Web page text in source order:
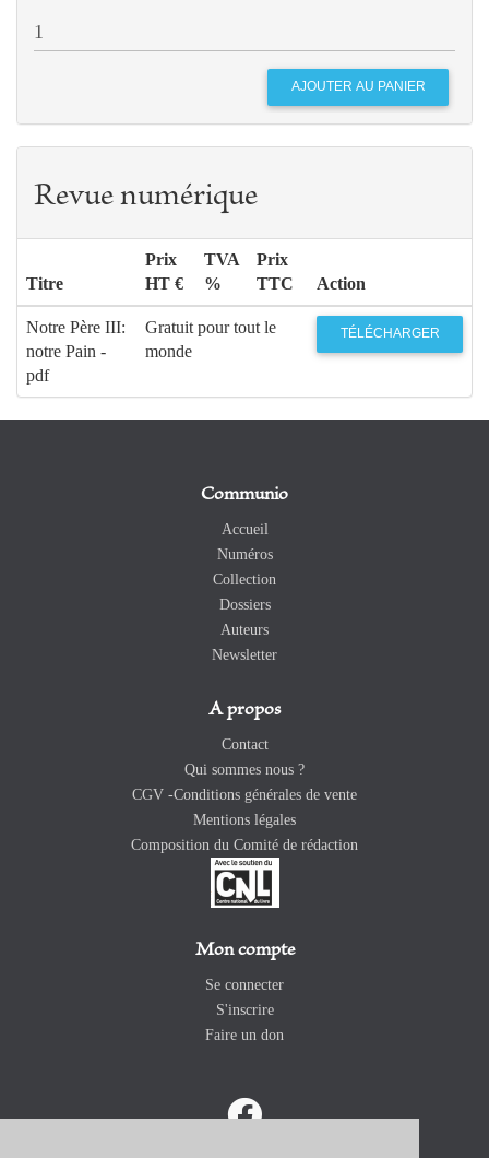
Revue numérique
Titre
Prix
HT €
TVA
%
Prix
TTC
Action
Notre Père III:
notre Pain -
pdf
Gratuit pour tout le
monde
TÉLÉCHARGER
Communio
Accueil
Numéros
Collection
Dossiers
Auteurs
Newsletter
A propos
Contact
Qui sommes nous ?
CGV -Conditions générales de vente
Mentions légales
Composition du Comité de rédaction
Mon compte
Se connecter
S'inscrire
Faire un don